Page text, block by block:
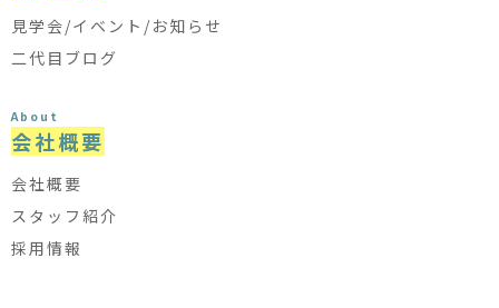
見学会/イベント/お知らせ
二代目ブログ
About
会社概要
会社概要
スタッフ紹介
採用情報